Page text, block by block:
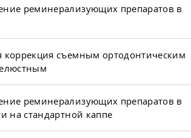
реминерализующих препаратов в
коррекция съемным ортодонтическим
реминерализующих препаратов в
на стандартной каппе